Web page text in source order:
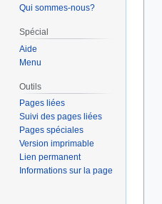
Qui sommes-nous?
Spécial
Aide
Menu
Outils
Pages liées
Suivi des pages liées
Pages spéciales
Version imprimable
Lien permanent
Informations sur la page